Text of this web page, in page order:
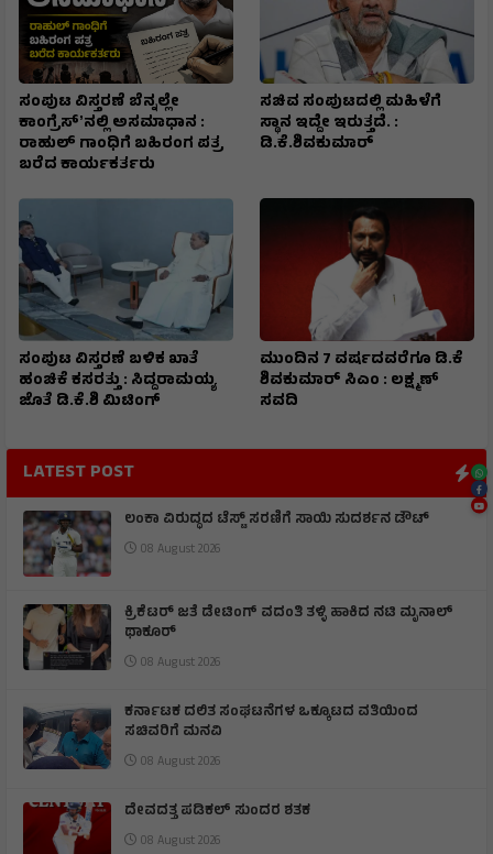
ಸಂಪುಟ ವಿಸ್ತರಣೆ ಬೆನ್ನಲ್ಲೇ
ಕಾಂಗ್ರೆಸ್ʼನಲ್ಲಿ ಅಸಮಾಧಾನ :
ರಾಹುಲ್ ಗಾಂಧಿಗೆ ಬಹಿರಂಗ ಪತ್ರ
ಬರೆದ ಕಾರ್ಯಕರ್ತರು
ಸಚಿವ ಸಂಪುಟದಲ್ಲಿ ಮಹಿಳೆಗೆ
ಸ್ಥಾನ ಇದ್ದೇ ಇರುತ್ತದೆ. :
ಡಿ.ಕೆ.ಶಿವಕುಮಾರ್
ಸಂಪುಟ ವಿಸ್ತರಣೆ ಬಳಿಕ ಖಾತೆ
ಹಂಚಿಕೆ ಕಸರತ್ತು : ಸಿದ್ದರಾಮಯ್ಯ
ಜೊತೆ ಡಿ.ಕೆ.ಶಿ ಮಿಟಿಂಗ್
ಮುಂದಿನ 7 ವರ್ಷದವರೆಗೂ ಡಿ.ಕೆ
ಶಿವಕುಮಾರ್ ಸಿಎಂ : ಲಕ್ಷ್ಮಣ್
ಸವದಿ
LATEST POST
ಲಂಕಾ ವಿರುದ್ಧದ ಟೆಸ್ಟ್ ಸರಣಿಗೆ ಸಾಯಿ ಸುದರ್ಶನ ಡೌಟ್
08 August 2026
ಕ್ರಿಕೆಟರ್ ಜತೆ ಡೇಟಿಂಗ್ ವದಂತಿ ತಳ್ಳಿ ಹಾಕಿದ ನಟಿ ಮೃನಾಲ್
ಥಾಕೂರ್
08 August 2026
ಕರ್ನಾಟಕ ದಲಿತ ಸಂಘಟನೆಗಳ ಒಕ್ಕೂಟದ ವತಿಯಿಂದ
ಸಚಿವರಿಗೆ ಮನವಿ
08 August 2026
ದೇವದತ್ತ ಪಡಿಕಲ್ ಸುಂದರ ಶತಕ
08 August 2026